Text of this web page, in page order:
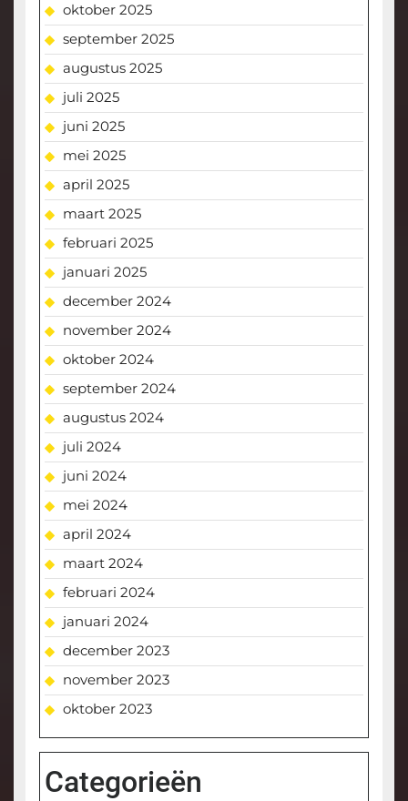
oktober 2025
september 2025
augustus 2025
juli 2025
juni 2025
mei 2025
april 2025
maart 2025
februari 2025
januari 2025
december 2024
november 2024
oktober 2024
september 2024
augustus 2024
juli 2024
juni 2024
mei 2024
april 2024
maart 2024
februari 2024
januari 2024
december 2023
november 2023
oktober 2023
Categorieën